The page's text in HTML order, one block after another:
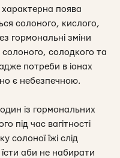
характерна поява
солоного, кислого,
гормональні зміни
солоного, солодкого та
потреби в іонах
є небезпечною.
із гормональних
під час вагітності
солоної їжі слід
аби не набирати